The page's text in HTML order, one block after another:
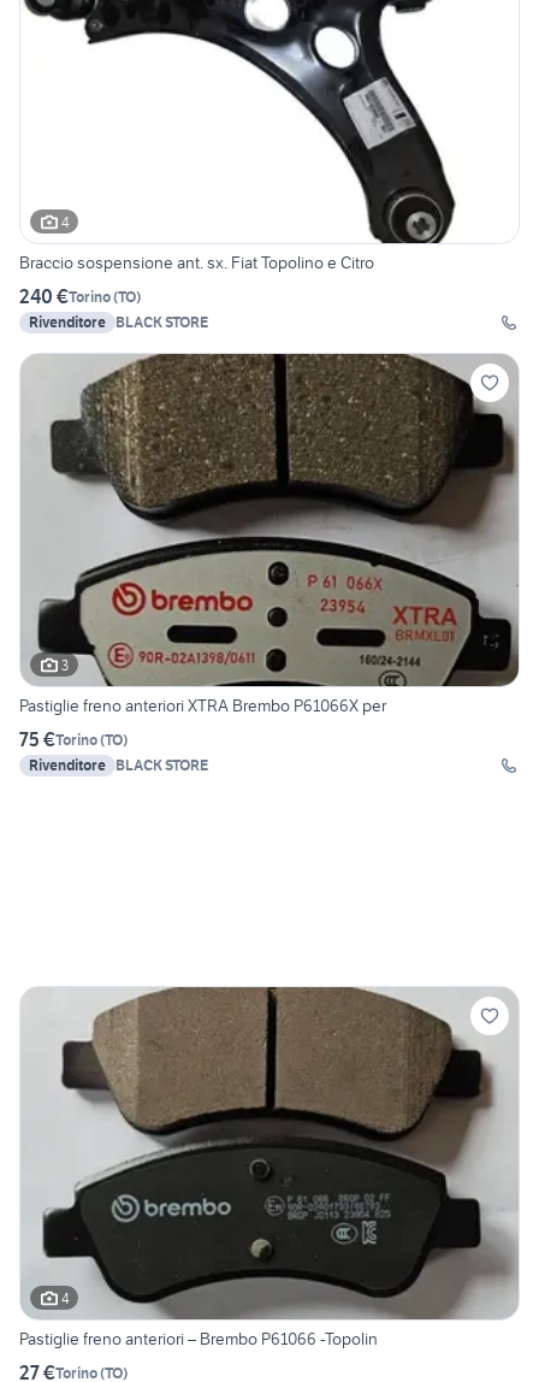
4
Braccio sospensione ant. sx. Fiat Topolino e Citro
240 €Torino(TO)
Rivenditore BLACK STORE
3
Pastiglie freno anteriori XTRA Brembo P61066X per
75 €Torino(TO)
Rivenditore BLACK STORE
4
Pastiglie freno anteriori – Brembo P61066 -Topolin
27 €Torino(TO)